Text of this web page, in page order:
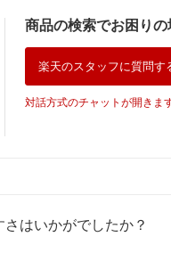
商品の検索でお困り
楽天のスタッフに質問す
対話方式のチャットが開きます
はいかがでしたか？